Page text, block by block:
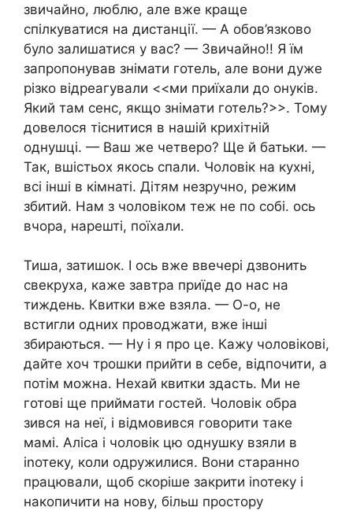
звичайно, люблю, але вже краще
спілкуватися на дистанції. — А обов’язково
було залишатися у вас? — Звичайно!! Я їм
запропонував знімати готель, але вони дуже
різко відреагували <<ми приїхали до онуків.
Який там сенс, якщо знімати готель?>>. Тому
довелося тіснитися в нашій крихітній
однушці. — Ваш же четверо? Ще й батьки. —
Так, вшістьох якось спали. Чоловік на кухні,
всі інші в кімнаті. Дітям незручно, режим
збитий. Нам з чоловіком теж не по собі. ось
вчора, нарешті, поїхали.
Тиша, затишок. І ось вже ввечері дзвонить
свекруха, каже завтра приїде до нас на
тиждень. Квитки вже взяла. — О-о, не
встигли одних проводжати, вже інші
збираються. — Ну і я про це. Кажу чоловікові,
дайте хоч трошки прийти в себе, відпочити, а
потім можна. Нехай квитки здасть. Ми не
готові ще приймати гостей. Чоловік обра
зився на неї, і відмовився говорити таке
мамі. Аліса і чоловік цю однушку взяли в
іnотеку, коли одружилися. Вони старанно
працювали, щоб скоріше закрити іnотеку і
накопичити на нову, більш простору